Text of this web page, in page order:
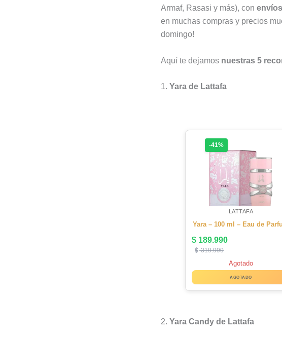
Armaf, Rasasi y más), con
en muchas compras y precios
domingo!
Aquí te dejamos nuestras 5
1. Yara de Lattafa
-41%
LATTAFA
Yara – 100 ml – Eau de
$ 189.990
$319.990
Agotado
AGOTADO
2. Yara Candy de Lattafa